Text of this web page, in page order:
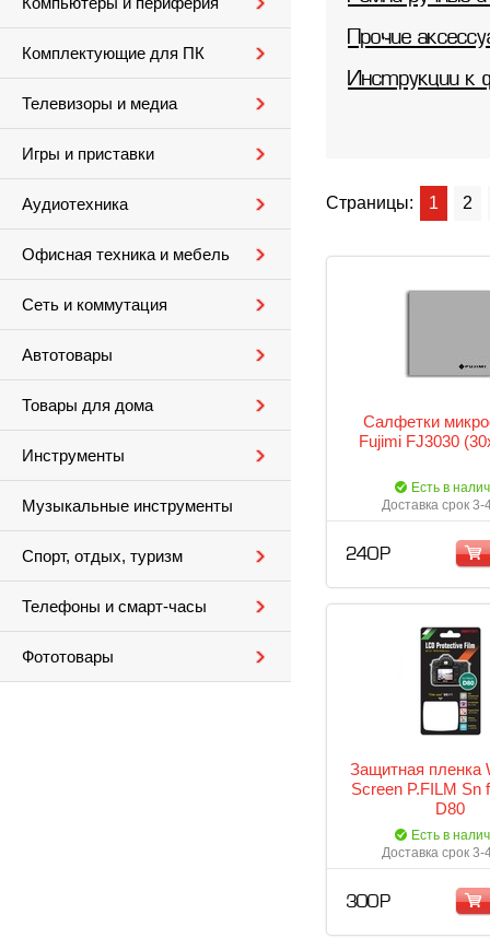
Комплектующие для ПК
Телевизоры и медиа
Игры и приставки
Аудиотехника
Офисная техника и мебель
Сеть и коммутация
Автотовары
Товары для дома
Инструменты
Музыкальные инструменты
Спорт, отдых, туризм
Телефоны и смарт-часы
Фототовары
Прочие
Инструкции к
Страницы: 1 2
Салфетки
Fujimi FJ3030
Есть в
Доставка срок 3-
240 Р
Защитная пленка
Screen P.FILM Sn
D80
Есть в
Доставка срок 3-
300 Р